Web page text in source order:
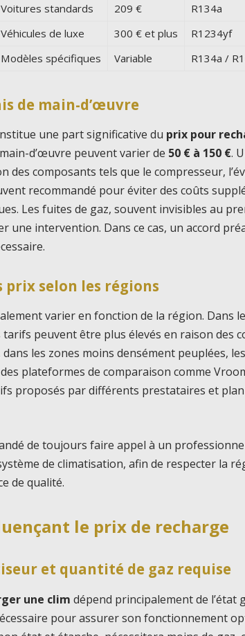
Voitures standards
209 €
R134a
Véhicules de luxe
300 € et plus
R1234yf
Modèles spécifiques
Variable R134a /
de main-d’œuvre
une part significative du prix pour
d’œuvre peuvent varier de 50 € à 150 €.
des composants tels que le compresseur,
recommandé pour éviter des coûts
Les fuites de gaz, souvent invisibles au
une intervention. Dans ce cas, un accord
selon les régions
varier en fonction de la région. Dans
peuvent être plus élevés en raison des
dans les zones moins densément peuplées,
plateformes de comparaison comme
proposés par différents prestataires et
de toujours faire appel à un
de climatisation, afin de respecter la
de qualité.
le prix de recharge
et quantité de gaz requise
une clim dépend principalement de l’état
pour assurer son fonctionnement